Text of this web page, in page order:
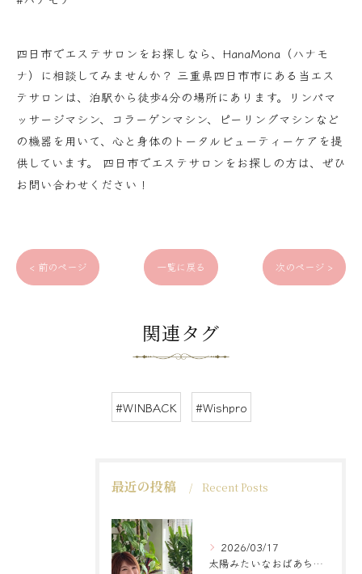
四日市でエステサロンをお探しなら、HanaMona（ハナモ
ナ）に相談してみませんか？ 三重県四日市市にある当エス
テサロンは、泊駅から徒歩4分の場所にあります。リンパマ
ッサージマシン、コラーゲンマシン、ピーリングマシンなど
の機器を用いて、心と身体のトータルビューティーケアを提
供しています。 四日市でエステサロンをお探しの方は、ぜひ
お問い合わせください！
< 前のページ 一覧に戻る 次のページ >
関連タグ
#WINBACK #Wishpro
最近の投稿 Recent Posts
2026/03/17
太陽みたいなおばあちゃんに